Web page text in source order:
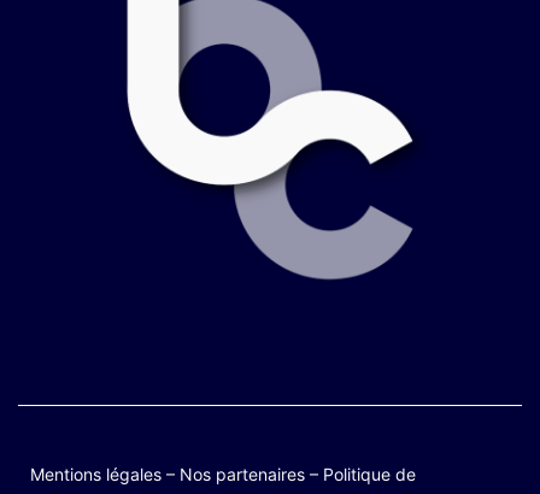
Mentions légales – Nos partenaires – Politique de